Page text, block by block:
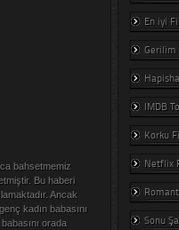
bahsetmemiz
Bu haberi
Ancak
kadın babasını
orada
En iyi
IMDB
Korku
Netflix
Sonu